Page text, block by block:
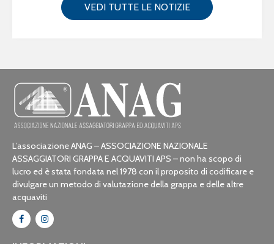
VEDI TUTTE LE NOTIZIE
L’associazione ANAG – ASSOCIAZIONE NAZIONALE
ASSAGGIATORI GRAPPA E ACQUAVITI APS – non ha scopo di
lucro ed è stata fondata nel 1978 con il proposito di codificare e
divulgare un metodo di valutazione della grappa e delle altre
acquaviti